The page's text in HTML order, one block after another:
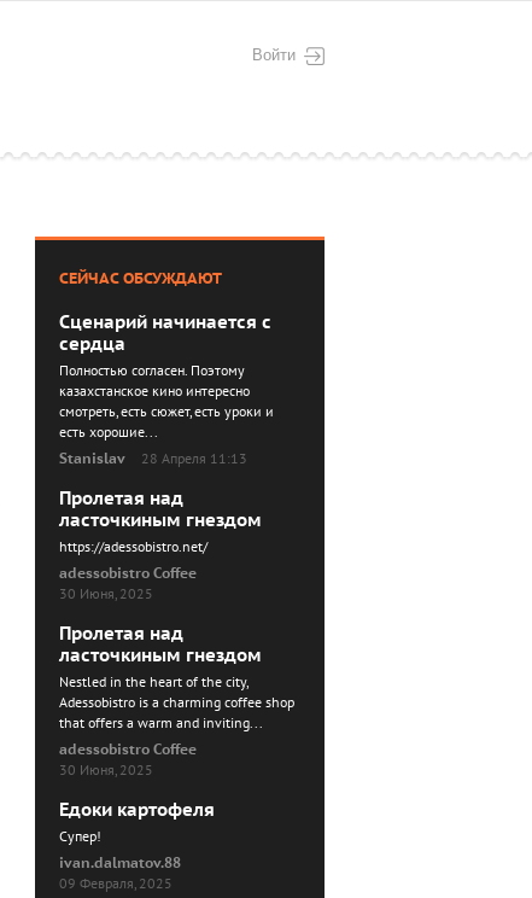
Войти
СЕЙЧАС ОБСУЖДАЮТ
Сценарий начинается с
сердца
Полностью согласен. Поэтому
казахстанское кино интересно
смотреть, есть сюжет, есть уроки и
есть хорошие...
Stanislav
28 Апреля 11:13
Пролетая над
ласточкиным гнездом
https://adessobistro.net/
adessobistro Coffee
30 Июня, 2025
Пролетая над
ласточкиным гнездом
Nestled in the heart of the city,
Adessobistro is a charming coffee shop
that offers a warm and inviting...
adessobistro Coffee
30 Июня, 2025
Едоки картофеля
Cупер!
ivan.dalmatov.88
09 Февраля, 2025